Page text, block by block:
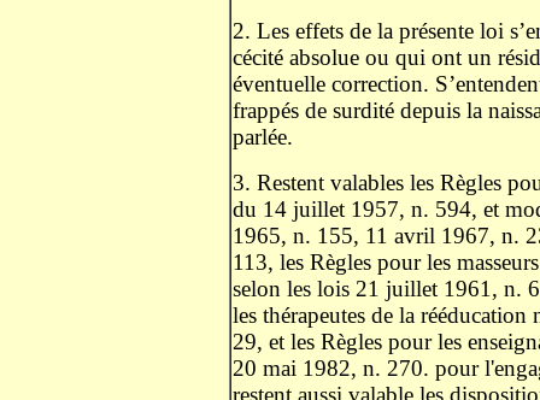
2. Les effets de la présente loi
cécité absolue ou qui ont un
éventuelle correction.
frappés de surdité depuis la
parlée.
3. Restent valables les Règles
du 14 juillet 1957, n. 594, et
1965, n. 155, 11 avril 1967, n.
113, les Règles pour les
selon les lois 21 juillet 1961, n.
les thérapeutes de la
29, et les Règles pour les
20 mai 1982, n. 270. pour
restent aussi valable les